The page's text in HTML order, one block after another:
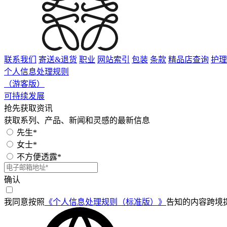
联系我们 寄送&退货 职业 网站索引 包装 条款 精品店查询 护
个人信息处理规则
（游客版）
可持续发展
抢先获取资讯
获取系列、产品、新闻和灵感的最新信息
先生*
女士*
不方便透露*
确认
我同意按照 《个人信息处理规则（标准版）》 告知的内容跨境